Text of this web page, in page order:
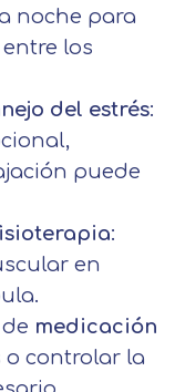
noche para
los
del estrés:
puede
:
en
medicación
o controlar la
aquí
con la
del
con las
se
de
las
el
distintas
web.
en
a